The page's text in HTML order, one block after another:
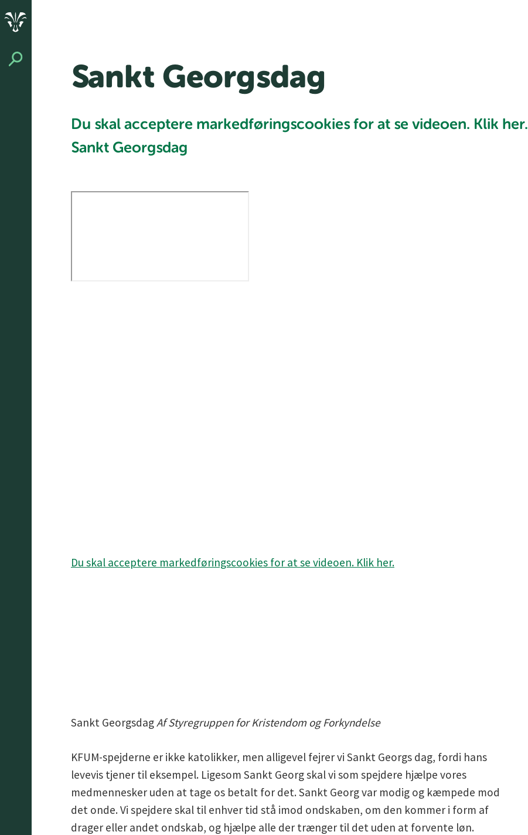
Sankt Georgsdag
Du skal acceptere markedføringscookies for at se videoen. Klik her.
Sankt Georgsdag
Du skal acceptere markedføringscookies for at se videoen. Klik her.
Sankt GeorgsdagAf Styregruppen for Kristendom og Forkyndelse
KFUM-spejderne er ikke katolikker, men alligevel fejrer vi Sankt Georgs dag, fordi hans
levevis tjener til eksempel. Ligesom Sankt Georg skal vi som spejdere hjælpe vores
medmennesker uden at tage os betalt for det. Sankt Georg var modig og kæmpede mod
det onde. Vi spejdere skal til enhver tid stå imod ondskaben, om den kommer i form af
drager eller andet ondskab, og hjælpe alle der trænger til det uden at forvente løn.